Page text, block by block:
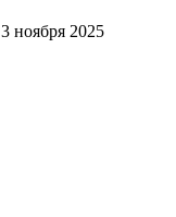
3 ноября 2025